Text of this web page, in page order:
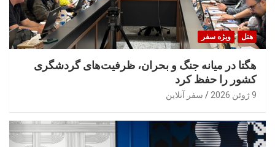
هتل ویژه سفر
هگتا در میانه جنگ و بحران، ظرفیت‌های گردشگری
کشور را حفظ کرد
9 ژوئن 2026 سفر آنلاین